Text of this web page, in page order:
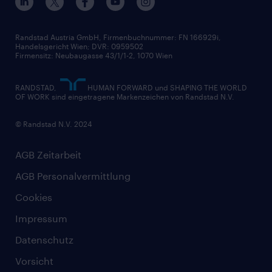
Widerrufsformular
AGB Zeitarbeit
AGB Personalvermittlung
Cookies
Impressum
Datenschutz
Vorsicht
Randstad Austria GmbH, Firmenbuchnummer: FN 166929i,
Handelsgericht Wien; DVR: 0959502
Firmensitz: Neubaugasse 43/1/1-2, 1070 Wien
RANDSTAD,
HUMAN FORWARD und SHAPING THE WORLD
OF WORK sind eingetragene Markenzeichen von Randstad N.V.
© Randstad N.V. 2024